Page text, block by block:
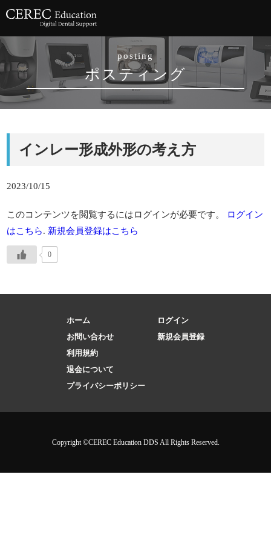
posting
ポスティング
インレー形成外形の考え方
2023/10/15
このコンテンツを閲覧するにはログインが必要です。
ログイン
はこちら. 新規会員登録はこちら
0
ホーム
お問い合わせ
利用規約
退会について
プライバシーポリシー
ログイン
新規会員登録
Copyright ©CEREC Education DDS All Rights Reserved.